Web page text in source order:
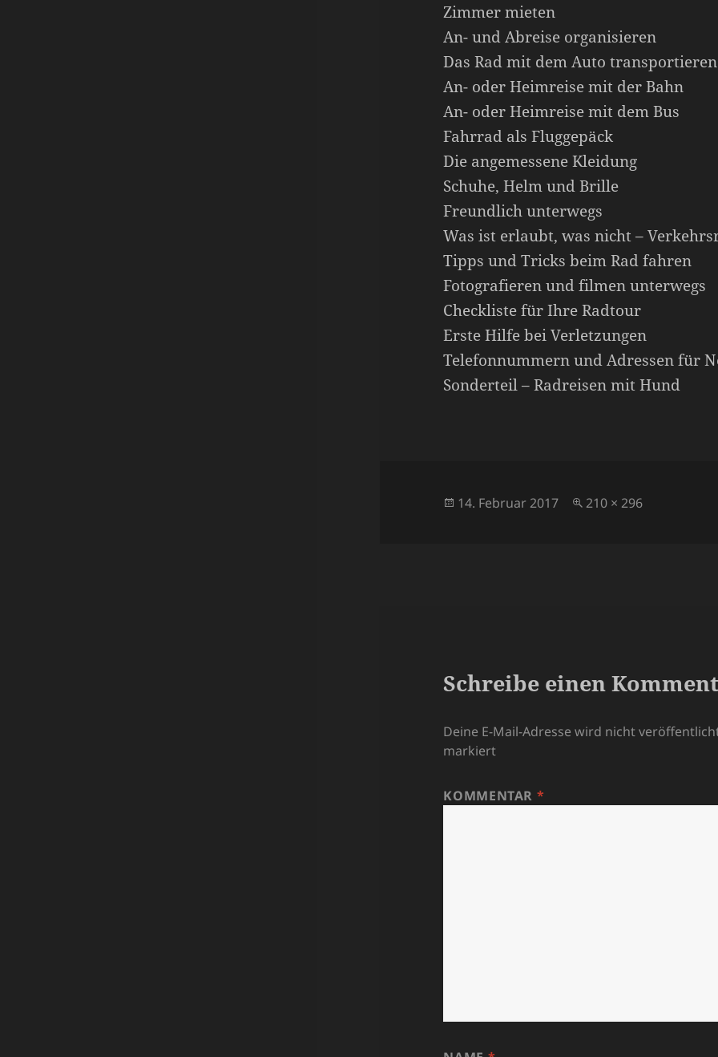
Zimmer mieten
An- und Abreise organisieren
Das Rad mit dem Auto transportieren
An- oder Heimreise mit der Bahn
An- oder Heimreise mit dem Bus
Fahrrad als Fluggepäck
Die angemessene Kleidung
Schuhe, Helm und Brille
Freundlich unterwegs
Was ist erlaubt, was nicht –
Tipps und Tricks beim Rad fahren
Fotografieren und filmen unterwegs
Checkliste für Ihre Radtour
Erste Hilfe bei Verletzungen
Telefonnummern und Adressen für
Sonderteil – Radreisen mit Hund
Veröffentlicht
14. Februar 2017
Volle
210 × 296
Schreibe einen
Deine E-Mail-Adresse wird nicht
markiert
KOMMENTAR *